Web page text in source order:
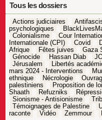
Tous les dossiers
Actions judiciaires
psychologiques
Colonialisme
Cour
Internationale (CPI)
Covid
Afrique
Fêtes juives Gaza
Génocide
Hassan Diab
Jérusalem
Libertés
mars 2024 - Interventions
ethnique
Nécrologie
palestiniens
Proposition de
Shaath
Refuzniks
Sionisme - Antisionisme
Témoignages de Palestine
raconte
Vidéo Zemmour